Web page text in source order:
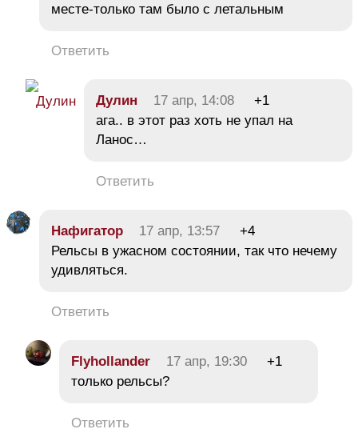
месте-только там было с летальным
Ответить
Дулин 17 апр, 14:08
+1
ага.. в этот раз хоть не упал на
Ланос…
Ответить
Нафигатор 17 апр, 13:57
+4
Рельсы в ужасном состоянии, так что нечему
удивляться.
Ответить
Flyhollander 17 апр, 19:30
+1
только рельсы?
Ответить